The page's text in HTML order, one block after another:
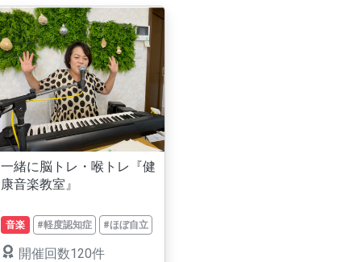
一緒に脳トレ・喉トレ『健
康音楽教室』
音楽 #軽度認知症 #ほぼ自立
開催回数120件